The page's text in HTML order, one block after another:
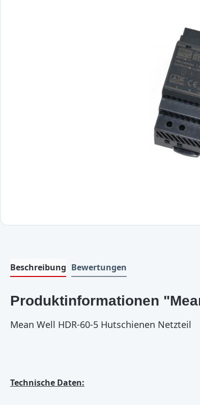
Beschreibung Bewertungen
Produktinformationen
Mean Well HDR-60-5 Hutschienen Netzteil
Technische Daten: